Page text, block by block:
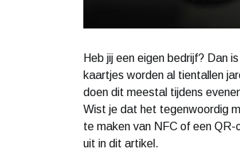
Heb jij een eigen bedrijf? Dan
kaartjes worden al tientallen
doen dit meestal tijdens
Wist je dat het tegenwoordig
te maken van NFC of een
uit in dit artikel.